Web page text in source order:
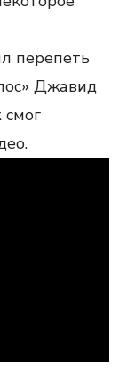
перепеть
Джавид